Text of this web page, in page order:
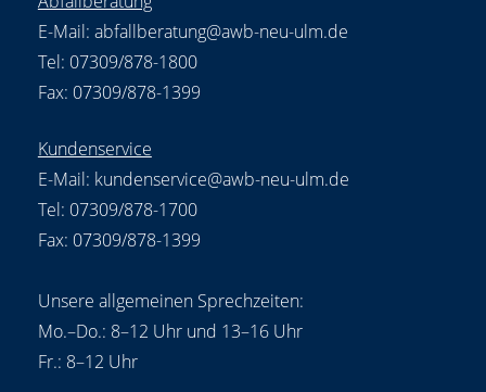
E-Mail: abfallberatung@awb-neu-ulm.de
Tel: 07309/878-1800
Fax: 07309/878-1399
Kundenservice
E-Mail: kundenservice@awb-neu-ulm.de
Tel: 07309/878-1700
Fax: 07309/878-1399
Unsere allgemeinen Sprechzeiten:
Mo.–Do.: 8–12 Uhr und 13–16 Uhr
Fr.: 8–12 Uhr